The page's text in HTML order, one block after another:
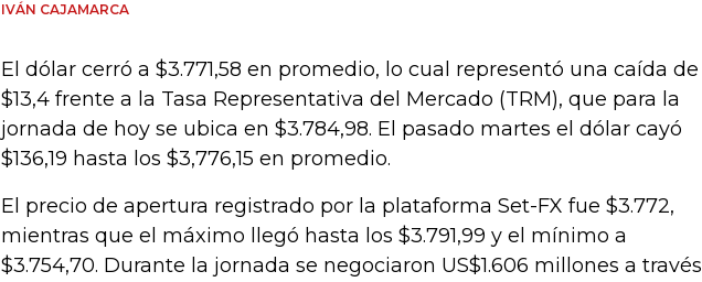
IVÁN CAJAMARCA
El dólar cerró a $3.771,58 en promedio, lo cual representó una caída de
$13,4 frente a la Tasa Representativa del Mercado (TRM), que para la
jornada de hoy se ubica en $3.784,98. El pasado martes el dólar cayó
$136,19 hasta los $3,776,15 en promedio.
El precio de apertura registrado por la plataforma Set-FX fue $3.772,
mientras que el máximo llegó hasta los $3.791,99 y el mínimo a
$3.754,70. Durante la jornada se negociaron US$1.606 millones a través